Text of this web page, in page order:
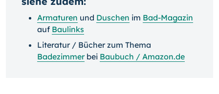
Armaturen und Duschen im Bad-Magazin
auf Baulinks
Literatur / Bücher zum Thema
Badezimmerbei Baubuch / Amazon.de